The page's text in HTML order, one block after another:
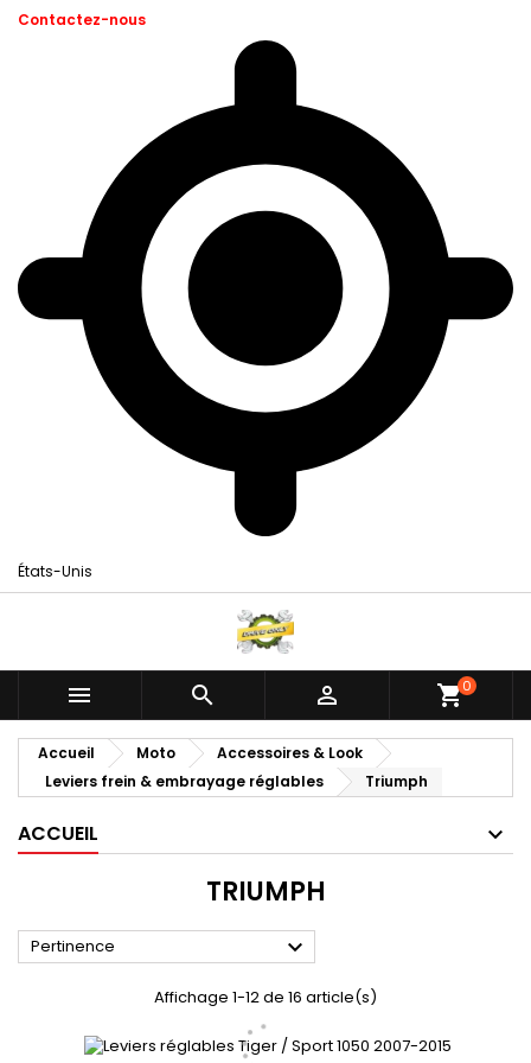
Contactez-nous
États-Unis
   shopping_cart0
Accueil Moto
Accessoires & Look
Leviers frein & embrayage réglables
Triumph
ACCUEIL
TRIUMPH
Pertinence 
Affichage 1-12 de 16 article(s)